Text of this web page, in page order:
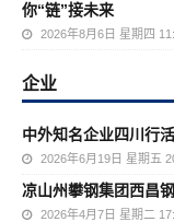
你“链”接未来
2026年8月6日 星期四
企业
中外知名企业四川行
2026年6月19日 星期五
凉山州攀钢集团西昌
2026年4月7日 星期二